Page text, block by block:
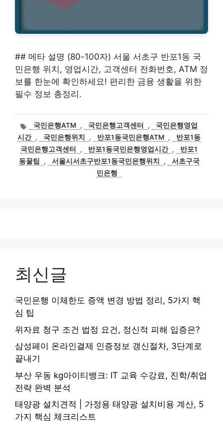
## 메타 설명 (80-100자) 서울 서초구 반포1동 국
민은행 위치, 영업시간, 고객센터 전화번호, ATM 정
보를 한눈에 확인하세요! 편리한 금융 생활을 위한
필수 정보 총정리.
태
그
국민은행ATM , 국민은행고객센터 ,
국민은행영업
시간 , 국민은행위치 , 반포1동국민은행ATM ,
반포1동
국민은행고객센터
, 반포1동국민은행영업시간 ,
반포1
동꿀팁
, 서울시서초구반포1동국민은행위치 ,
서초구국
민은행
최신글
국민은행 이체한도 증액 변경 방법 정리, 5가지 핵
심 팁
위자료 청구 조건 법정 요건, 정신적 피해 입증은?
삼성페이 온라인결제 인증정보 갱신절차, 3단계로
끝내기
부산 우동 kg아이티뱅크: IT 교육 수강료, 진학/취업
전략 완벽 분석
태양광 설치견적 | 가정용 태양광 설치비용 계산, 5
가지 핵심 체크리스트